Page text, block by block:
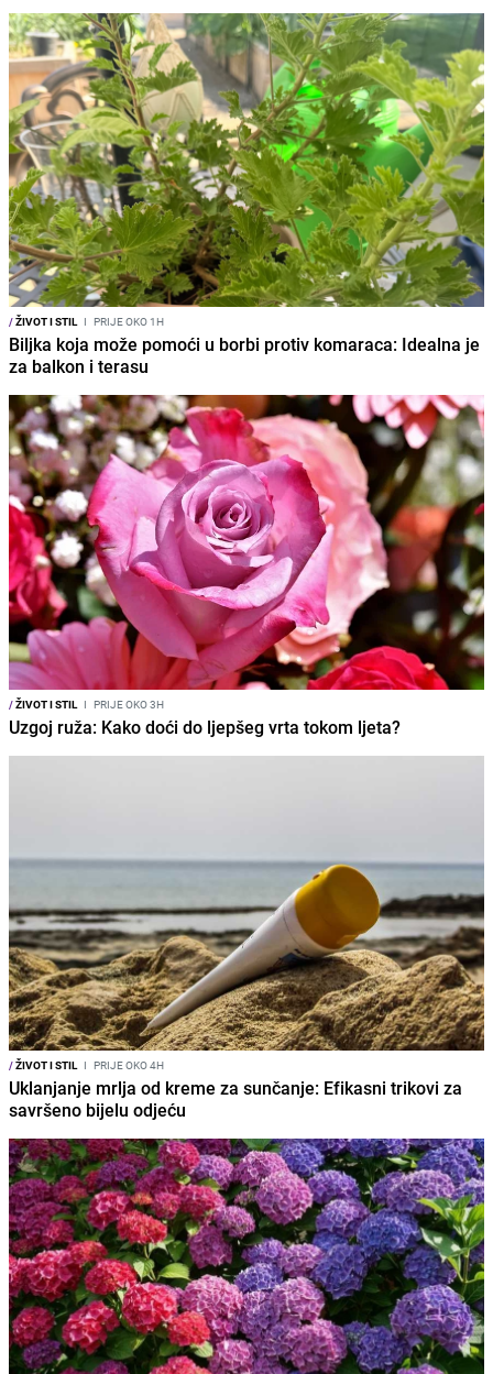
/ŽIVOT I STIL I PRIJE OKO 1H
Biljka koja može pomoći u borbi protiv komaraca: Idealna je
za balkon i terasu
/ŽIVOT I STIL I PRIJE OKO 3H
Uzgoj ruža: Kako doći do ljepšeg vrta tokom ljeta?
/ŽIVOT I STIL I PRIJE OKO 4H
Uklanjanje mrlja od kreme za sunčanje: Efikasni trikovi za
savršeno bijelu odjeću